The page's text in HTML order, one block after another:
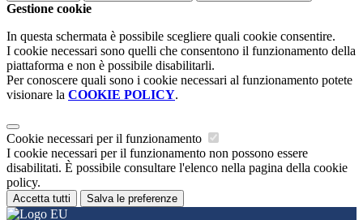
Gestione cookie
In questa schermata è possibile scegliere quali cookie consentire.
I cookie necessari sono quelli che consentono il funzionamento della
piattaforma e non è possibile disabilitarli.
Per conoscere quali sono i cookie necessari al funzionamento potete
visionare la COOKIE POLICY.
Cookie necessari per il funzionamento
I cookie necessari per il funzionamento non possono essere
disabilitati. È possibile consultare l'elenco nella pagina della cookie
policy.
Accetta tutti Salva le preferenze